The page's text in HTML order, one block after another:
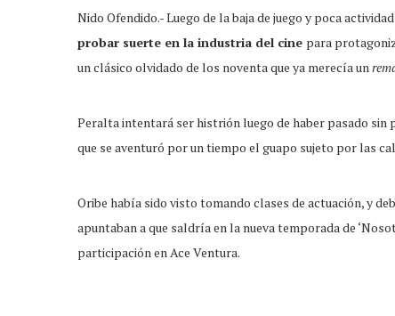
Nido Ofendido.- Luego de la baja de juego y poca
probar suerte en la industria del cine para
un clásico olvidado de los noventa que ya merecía un
Peralta intentará ser histrión luego de haber pasado
que se aventuró por un tiempo el guapo sujeto por las
Oribe había sido visto tomando clases de actuación, y
apuntaban a que saldría en la nueva temporada de
participación en Ace Ventura.